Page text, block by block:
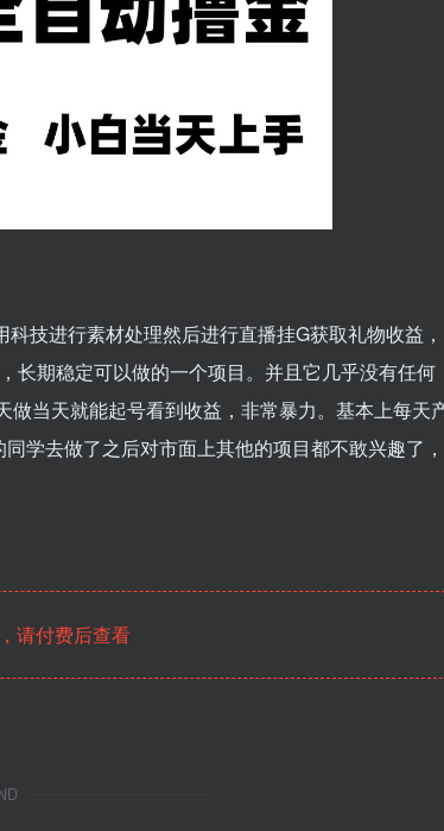
技进行素材处理然后进行直播挂G获取礼物收益，
长期稳定可以做的一个项目。并且它几乎没有任何
当天就能起号看到收益，非常暴力。基本上每天
学去做了之后对市面上其他的项目都不敢兴趣了，
请付费后查看